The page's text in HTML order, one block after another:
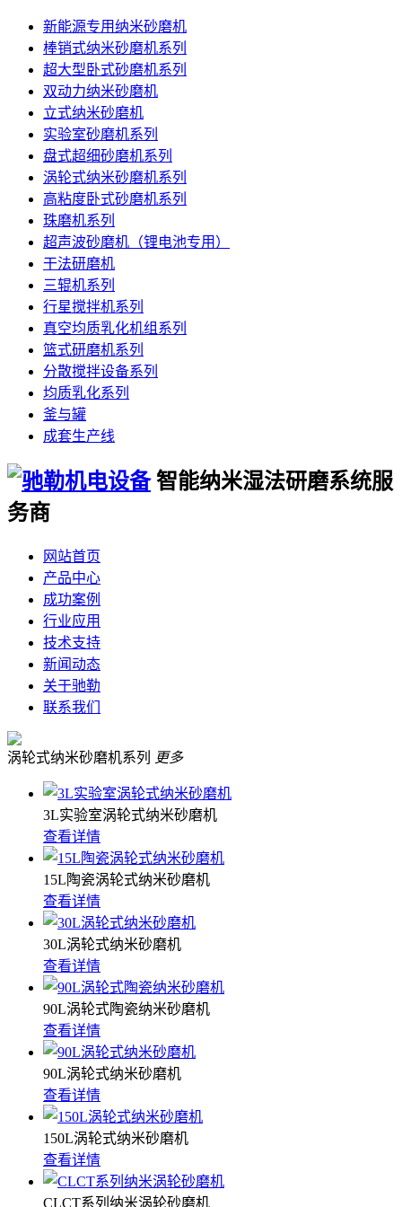
新能源专用纳米砂磨机
棒销式纳米砂磨机系列
超大型卧式砂磨机系列
双动力纳米砂磨机
立式纳米砂磨机
实验室砂磨机系列
盘式超细砂磨机系列
涡轮式纳米砂磨机系列
高粘度卧式砂磨机系列
珠磨机系列
超声波砂磨机（锂电池专用）
干法研磨机
三辊机系列
行星搅拌机系列
真空均质乳化机组系列
篮式研磨机系列
分散搅拌设备系列
均质乳化系列
釜与罐
成套生产线
智能纳米湿法研磨系统服
务商
网站首页
产品中心
成功案例
行业应用
技术支持
新闻动态
关于驰勒
联系我们
涡轮式纳米砂磨机系列 更多
3L实验室涡轮式纳米砂磨机
查看详情
15L陶瓷涡轮式纳米砂磨机
查看详情
30L涡轮式纳米砂磨机
查看详情
90L涡轮式陶瓷纳米砂磨机
查看详情
90L涡轮式纳米砂磨机
查看详情
150L涡轮式纳米砂磨机
查看详情
CLCT系列纳米涡轮砂磨机